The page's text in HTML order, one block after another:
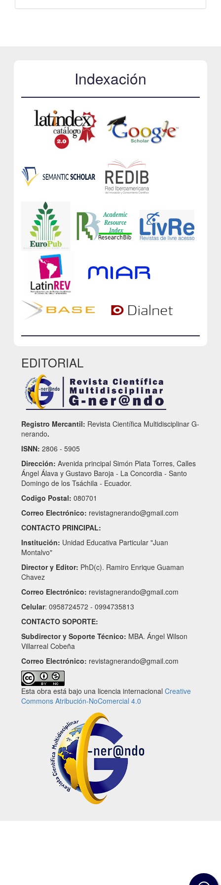
Indexación
EDITORIAL
Registro Mercantil: Revista Científica Multidisciplinar G-
nerando.
ISNN: 2806 - 5905
Dirección: Avenida principal Simón Plata Torres, Calles
Ángel Álava y Gustavo Baroja - La Concordia - Santo
Domingo de los Tsáchila - Ecuador.
Codigo Postal: 080701
Correo Electrónico: revistagnerando@gmail.com
CONTACTO PRINCIPAL:
Institución: Unidad Educativa Particular "Juan
Montalvo"
Director y Editor: PhD(c). Ramiro Enrique Guaman
Chavez
Correo Electrónico: revistagnerando@gmail.com
Celular: 0958724572 - 0994735813
CONTACTO SOPORTE:
Subdirector y Soporte Técnico: MBA. Ángel Wilson
Villarreal Cobeña
Correo Electrónico: revistagnerando@gmail.com
Esta obra está bajo una licencia internacional Creative
Commons Atribución-NoComercial 4.0